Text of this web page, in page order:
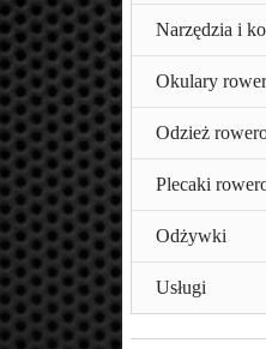
Narzędzia i
Okulary
Odzież
Plecaki
Odżywki
Usługi